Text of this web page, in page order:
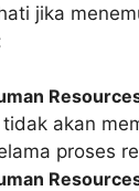
jika
tidak akan
proses